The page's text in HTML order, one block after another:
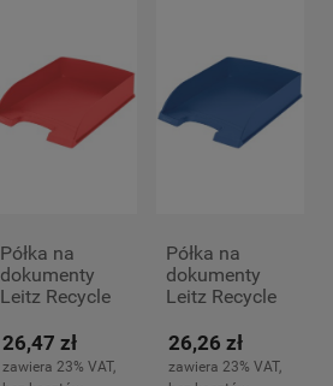
Półka na
dokumenty
Leitz Recycle
26,47 zł
zawiera 23% VAT,
Półka na
dokumenty
Leitz Recycle
26,26 zł
zawiera 23% VAT,